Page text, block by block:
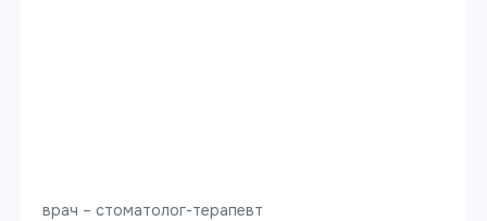
врач – стоматолог-терапевт